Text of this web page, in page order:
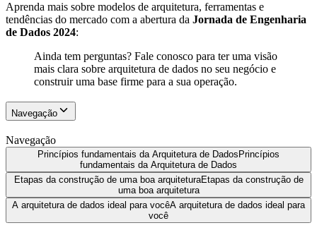
Aprenda mais sobre modelos de arquitetura, ferramentas e
tendências do mercado com a abertura da Jornada de Engenharia
de Dados 2024:
Ainda tem perguntas? Fale conosco para ter uma visão
mais clara sobre arquitetura de dados no seu negócio e
construir uma base firme para a sua operação.
Navegação
Navegação
Princípios fundamentais da Arquitetura de DadosPrincípios
fundamentais da Arquitetura de Dados
Etapas da construção de uma boa arquiteturaEtapas da construção de
uma boa arquitetura
A arquitetura de dados ideal para vocêA arquitetura de dados ideal para
você